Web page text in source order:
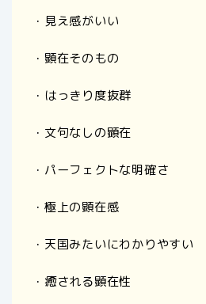
・見え感がいい
・顕在そのもの
・はっきり度抜群
・文句なしの顕在
・パーフェクトな明確さ
・極上の顕在感
・天国みたいにわかりやすい
・癒される顕在性